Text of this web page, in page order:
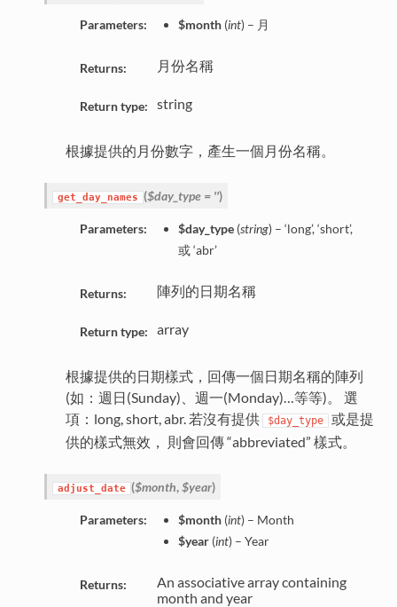
Parameters: $month(int) – 月
Returns: 月份名稱
Return type: string
根據提供的月份數字，產生一個月份名稱。
get_day_names ($day_type = '')
Parameters: $day_type(string) – ‘long’, ‘short’,
或 ‘abr’
Returns: 陣列的日期名稱
Return type: array
根據提供的日期樣式，回傳一個日期名稱的陣列
(如：週日(Sunday)、週一(Monday)…等等)。 選
項：long, short, abr. 若沒有提供
$day_type 或是提
供的樣式無效， 則會回傳 “abbreviated” 樣式。
adjust_date ($month,$year)
Parameters: $month(int) – Month
$year(int) – Year
Returns:
An associative array containing
month and year